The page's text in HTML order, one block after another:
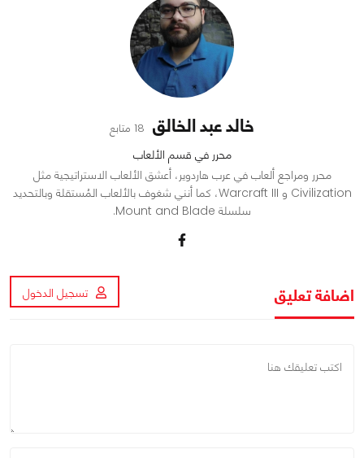
خالد عبد الخالق 18 متابع
محرر في قسم الألعاب
محرر ومراجع ألعاب في عرب هاردوير، أعشق الألعاب الاستراتيجية مثل
Civilization و Warcraft III، كما أنني شغوف بالألعاب المُستقلة وبالتحديد
سلسلة Mount and Blade.
اضافة تعليق تسجيل الدخول